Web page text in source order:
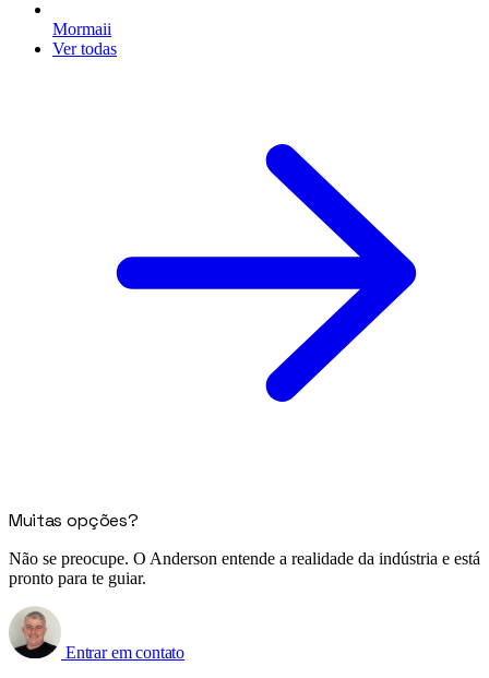
Mormaii
Ver todas
Muitas opções?
Não se preocupe. O Anderson entende a realidade da indústria e está
pronto para te guiar.
Entrar em contato